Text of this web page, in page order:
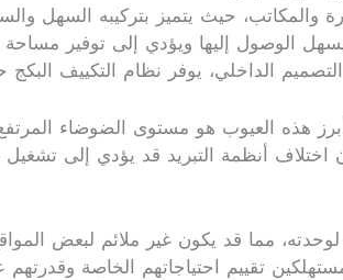
والمكاتب، حيث يتميز بتركيبه السهل
الوصول إليها ويؤدي إلى توفير
الداخلي، يوفر نظام التكييف البكج
هذه العيوب هو مستوى الضوضاء
اختلاف أنظمة التبريد قد يؤدي إلى
مما قد يكون غير ملائم لبعض
تقييم احتياجاتهم الخاصة